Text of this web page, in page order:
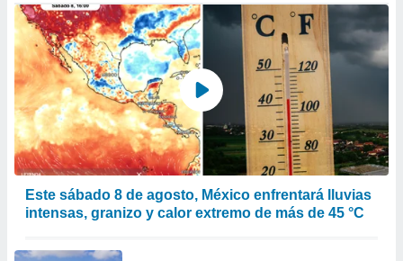
Este sábado 8 de agosto, México enfrentará lluvias
intensas, granizo y calor extremo de más de 45 °C